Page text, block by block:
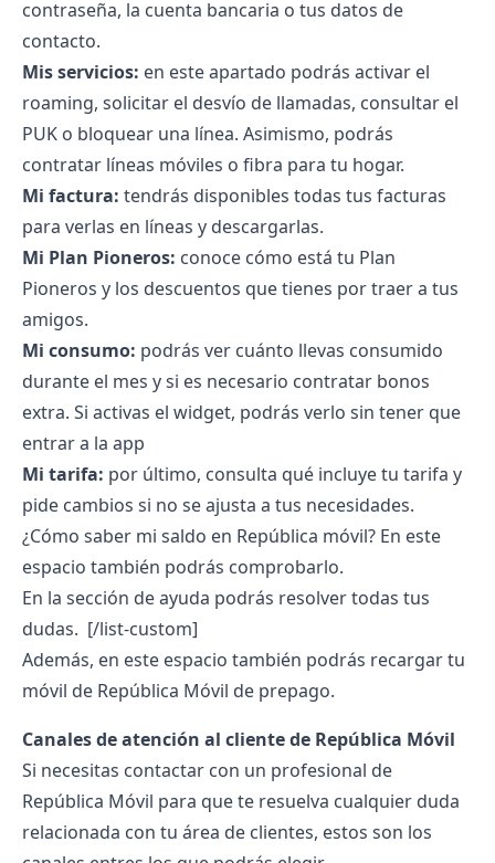
contraseña, la cuenta bancaria o tus datos de
contacto.
Mis servicios: en este apartado podrás activar el
roaming, solicitar el desvío de llamadas, consultar el
PUK o bloquear una línea. Asimismo, podrás
contratar líneas móviles o fibra para tu hogar.
Mi factura: tendrás disponibles todas tus facturas
para verlas en líneas y descargarlas.
Mi Plan Pioneros: conoce cómo está tu Plan
Pioneros y los descuentos que tienes por traer a tus
amigos.
Mi consumo: podrás ver cuánto llevas consumido
durante el mes y si es necesario contratar bonos
extra. Si activas el widget, podrás verlo sin tener que
entrar a la app
Mi tarifa: por último, consulta qué incluye tu tarifa y
pide cambios si no se ajusta a tus necesidades.
¿Cómo saber mi saldo en República móvil? En este
espacio también podrás comprobarlo.
En la sección de ayuda podrás resolver todas tus
dudas. [/list-custom]
Además, en este espacio también podrás recargar tu
móvil de República Móvil de prepago.
Canales deatención al cliente de República Móvil
Si necesitas contactar con un profesional de
República Móvil para que te resuelva cualquier duda
relacionada con tu área de clientes, estos son los